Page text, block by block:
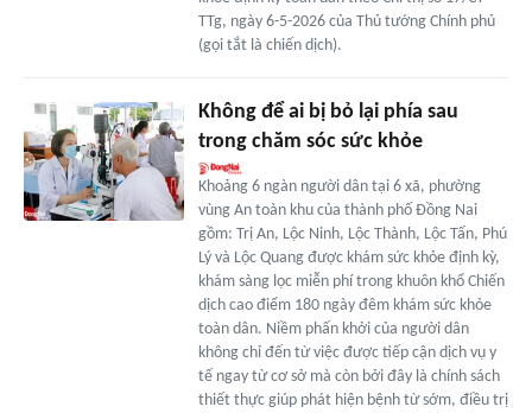
TTg, ngày 6-5-2026 của Thủ tướng Chính phủ
(gọi tắt là chiến dịch).
Không để ai bị bỏ lại phía sau
trong chăm sóc sức khỏe
Khoảng 6 ngàn người dân tại 6 xã, phường
vùng An toàn khu của thành phố Đồng Nai
gồm: Trị An, Lộc Ninh, Lộc Thành, Lộc Tấn, Phú
Lý và Lộc Quang được khám sức khỏe định kỳ,
khám sàng lọc miễn phí trong khuôn khổ Chiến
dịch cao điểm 180 ngày đêm khám sức khỏe
toàn dân. Niềm phấn khởi của người dân
không chỉ đến từ việc được tiếp cận dịch vụ y
tế ngay từ cơ sở mà còn bởi đây là chính sách
thiết thực giúp phát hiện bệnh từ sớm, điều trị